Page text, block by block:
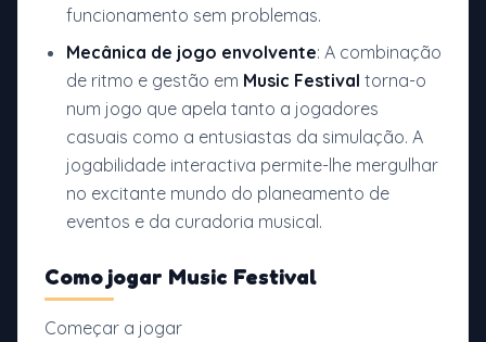
funcionamento sem problemas.
Mecânica de jogo envolvente: A combinação
de ritmo e gestão em Music Festival torna-o
num jogo que apela tanto a jogadores
casuais como a entusiastas da simulação. A
jogabilidade interactiva permite-lhe mergulhar
no excitante mundo do planeamento de
eventos e da curadoria musical.
Como jogar Music Festival
Começar a jogar